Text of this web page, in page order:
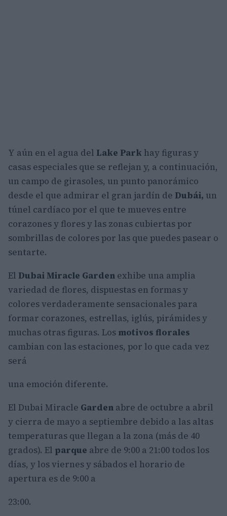
Y aún en el agua del Lake Park hay figuras y
casas especiales que se reflejan y, a continuación,
un campo de girasoles, un punto panorámico
desde el que admirar el gran jardín de Dubái, un
túnel cardíaco por el que te mueves entre
corazones y flores y las zonas cubiertas por
sombrillas de colores por las que puedes pasear o
sentarte.
El Dubai Miracle Garden exhibe una amplia
variedad de flores, dispuestas en formas y
colores verdaderamente sensacionales para
formar corazones, estrellas, iglús, pirámides y
muchas otras figuras. Los motivos florales
cambian con las estaciones, por lo que cada vez
será
una emoción diferente.
El Dubai Miracle Garden abre de octubre a abril
y cierra de mayo a septiembre debido a las altas
temperaturas que llegan a la zona (más de 40
grados). El parque abre de 9:00 a 21:00 todos los
días, y los viernes y sábados el horario de
apertura es de 9:00 a
23:00.